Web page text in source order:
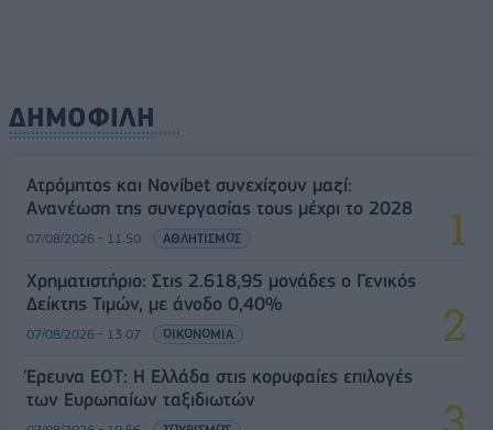
ΔΗΜΟΦΙΛΗ
Ατρόμητος και Novibet συνεχίζουν μαζί:
Ανανέωση της συνεργασίας τους μέχρι το 2028
07/08/2026 - 11:50 ΑΘΛΗΤΙΣΜΟΣ
Χρηματιστήριο: Στις 2.618,95 μονάδες ο Γενικός
Δείκτης Τιμών, με άνοδο 0,40%
07/08/2026 - 13:07 ΟΙΚΟΝΟΜΙΑ
Έρευνα ΕΟΤ: Η Ελλάδα στις κορυφαίες επιλογές
των Ευρωπαίων ταξιδιωτών